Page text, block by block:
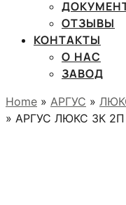
ОТЗЫВЫ
КОНТАКТЫ
О НАС
ЗАВОД
Home » АРГУС »
» АРГУС ЛЮКС 3К